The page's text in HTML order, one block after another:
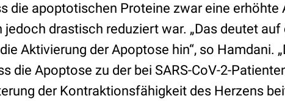
die apoptotischen Proteine zwar eine erhöhte
drastisch reduziert war. „Das deutet auf
Aktivierung der Apoptose hin“, so Hamdani.
die Apoptose zu der bei SARS-CoV-2-
der Kontraktionsfähigkeit des Herzens